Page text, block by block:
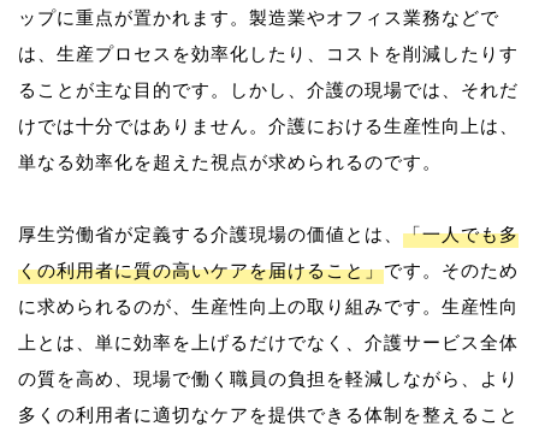
ップに重点が置かれます。製造業やオフィス業務などで
は、生産プロセスを効率化したり、コストを削減したりす
ることが主な目的です。しかし、介護の現場では、それだ
けでは十分ではありません。介護における生産性向上は、
単なる効率化を超えた視点が求められるのです。
厚生労働省が定義する介護現場の価値とは、 「一人でも多
くの利用者に質の高いケアを届けること」です。そのため
に求められるのが、生産性向上の取り組みです。生産性向
上とは、単に効率を上げるだけでなく、介護サービス全体
の質を高め、現場で働く職員の負担を軽減しながら、より
多くの利用者に適切なケアを提供できる体制を整えること